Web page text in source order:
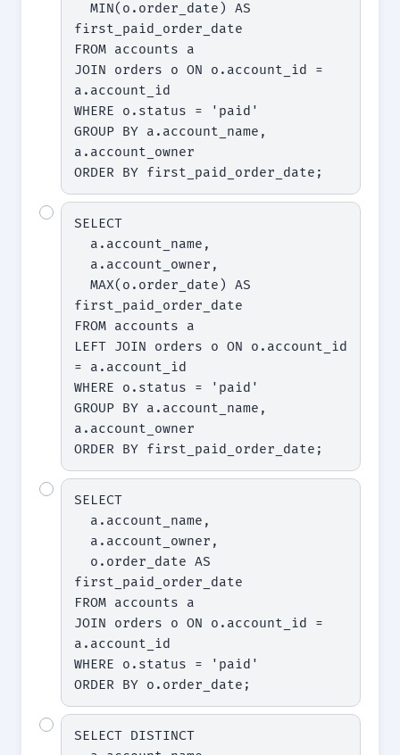
first_paid_order_date
FROM accounts a
JOIN orders o ON o.account_id =
a.account_id
WHERE o.status = 'paid'
GROUP BY a.account_name,
a.account_owner
ORDER BY first_paid_order_date;
SELECT
first_paid_order_date
FROM accounts a
LEFT JOIN orders o ON o.account_id
= a.account_id
WHERE o.status = 'paid'
GROUP BY a.account_name,
a.account_owner
ORDER BY first_paid_order_date;
SELECT
first_paid_order_date
FROM accounts a
JOIN orders o ON o.account_id =
a.account_id
WHERE o.status = 'paid'
ORDER BY o.order_date;
SELECT DISTINCT